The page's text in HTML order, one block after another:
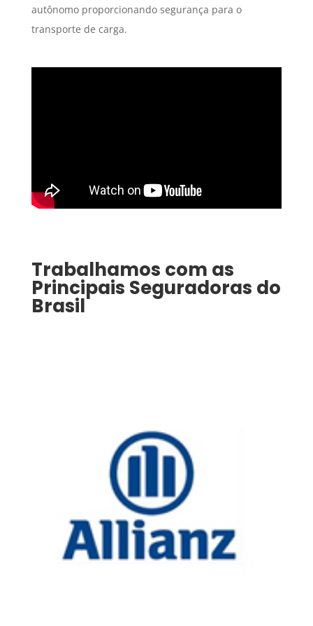
autônomo proporcionando segurança para o
transporte de carga.
Trabalhamos com as
Principais Seguradoras do
Brasil